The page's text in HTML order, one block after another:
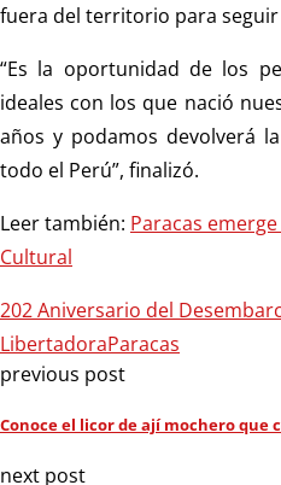
fuera del territorio para
“Es la oportunidad de los
ideales con los que nació
años y podamos devolverá
todo el Perú”, finalizó.
Leer también: Paracas
Cultural
202 Aniversario del
LibertadoraParacas
previous post
Conoce el licor de ají mochero que
next post